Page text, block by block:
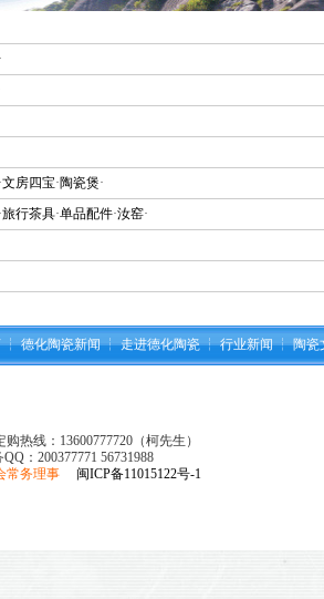
·
·文房四宝·陶瓷煲·
·旅行茶具·单品配件·汝窑·
┆德化陶瓷新闻 ┆走进德化陶瓷 ┆行业新闻 ┆陶瓷
线：13600777720（柯先生）
： 200377771 56731988
务理事
闽ICP备11015122号-1